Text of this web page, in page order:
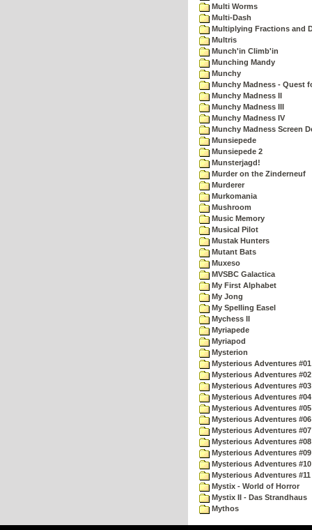
Multi Worms
Multi-Dash
Multiplying Fractions and
Multris
Munch'in Climb'in
Munching Mandy
Munchy
Munchy Madness - Quest
Munchy Madness II
Munchy Madness III
Munchy Madness IV
Munchy Madness Screen
Munsiepede
Munsiepede 2
Munsterjagd!
Murder on the Zinderneuf
Murderer
Murkomania
Mushroom
Music Memory
Musical Pilot
Mustak Hunters
Mutant Bats
Muxeso
MVSBC Galactica
My First Alphabet
My Jong
My Spelling Easel
Mychess II
Myriapede
Myriapod
Mysterion
Mysterious Adventures
Mysterious Adventures
Mysterious Adventures
Mysterious Adventures
Mysterious Adventures
Mysterious Adventures
Mysterious Adventures
Mysterious Adventures
Mysterious Adventures
Mysterious Adventures
Mysterious Adventures
Mystix - World of Horror
Mystix II - Das Strandhaus
Mythos